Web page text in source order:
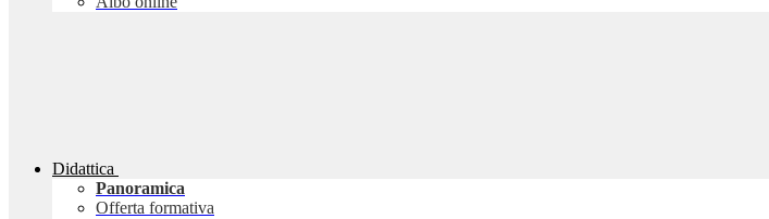
Didattica
Panoramica
Offerta formativa